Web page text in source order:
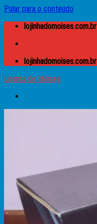
Pular para o conteúdo
lojinhadomoises.com.br
lojinhadomoises.com.br
Lojinha do Moises
Apple
MSX
Prológica – CP
Sinclair – ZX